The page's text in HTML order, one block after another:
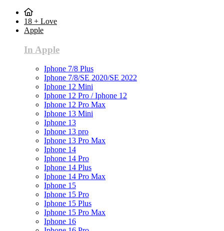
18 + Love
Apple
In Apple
Iphone 7/8 Plus
Iphone 7/8/SE 2020/SE 2022
Iphone 12 Mini
Iphone 12 Pro / Iphone 12
Iphone 12 Pro Max
Iphone 13 Mini
Iphone 13
Iphone 13 pro
Iphone 13 Pro Max
Iphone 14
Iphone 14 Pro
Iphone 14 Plus
Iphone 14 Pro Max
Iphone 15
Iphone 15 Pro
Iphone 15 Plus
Iphone 15 Pro Max
Iphone 16